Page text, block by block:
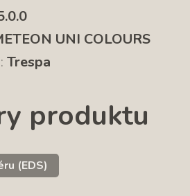
UNI COLOURS
Trespa
produktu
(EDS)